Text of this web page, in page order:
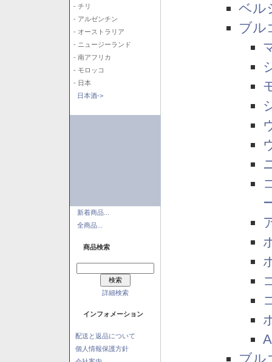
- チリ
- アルゼンチン
- オーストラリア
- ニュージーランド
- 南アフリカ
- モロッコ
- 日本
日本酒->
新着商品...
全商品...
商品検索
詳細検索
インフォメーション
配送と返品について
個人情報保護方針
ベル
ブル
ブル